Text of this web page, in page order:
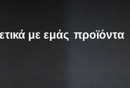
με εμάς προϊόντα